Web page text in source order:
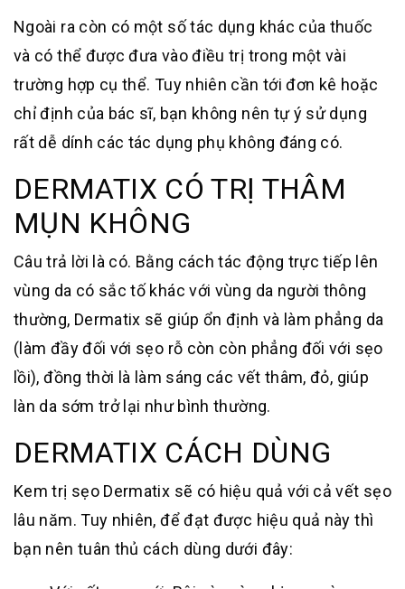
Ngoài ra còn có một số tác dụng khác của thuốc
và có thể được đưa vào điều trị trong một vài
trường hợp cụ thể. Tuy nhiên cần tới đơn kê hoặc
chỉ định của bác sĩ, bạn không nên tự ý sử dụng
rất dễ dính các tác dụng phụ không đáng có.
DERMATIX CÓ TRỊ THÂM
MỤN KHÔNG
Câu trả lời là có. Bằng cách tác động trực tiếp lên
vùng da có sắc tố khác với vùng da người thông
thường, Dermatix sẽ giúp ổn định và làm phẳng da
(làm đầy đối với sẹo rỗ còn còn phẳng đối với sẹo
lồi), đồng thời là làm sáng các vết thâm, đỏ, giúp
làn da sớm trở lại như bình thường.
DERMATIX CÁCH DÙNG
Kem trị sẹo Dermatix sẽ có hiệu quả với cả vết sẹo
lâu năm. Tuy nhiên, để đạt được hiệu quả này thì
bạn nên tuân thủ cách dùng dưới đây: